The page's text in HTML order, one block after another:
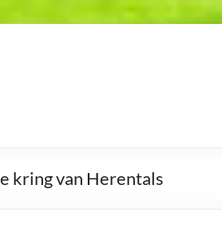
kring van Herentals